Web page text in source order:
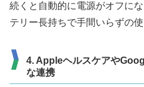
続くと自動的に電源がオフに
テリー長持ちで手間いらずの
4. Appleヘルスケアや
な連携